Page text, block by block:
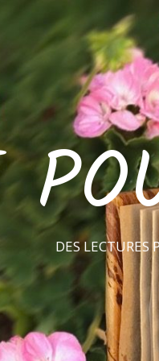
DES LECTURES